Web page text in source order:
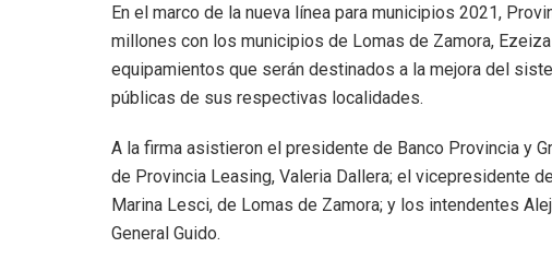
En el marco de la nueva línea para municipios 2021,
millones con los municipios de Lomas de Zamora,
equipamientos que serán destinados a la mejora del
públicas de sus respectivas localidades.
A la firma asistieron el presidente de Banco Provincia y
de Provincia Leasing, Valeria Dallera; el vicepresidente
Marina Lesci, de Lomas de Zamora; y los intendentes
General Guido.